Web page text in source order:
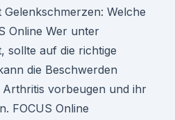
Welche
Online Wer unter
sollte auf die richtige
die Beschwerden
vorbeugen und ihr
FOCUS Online